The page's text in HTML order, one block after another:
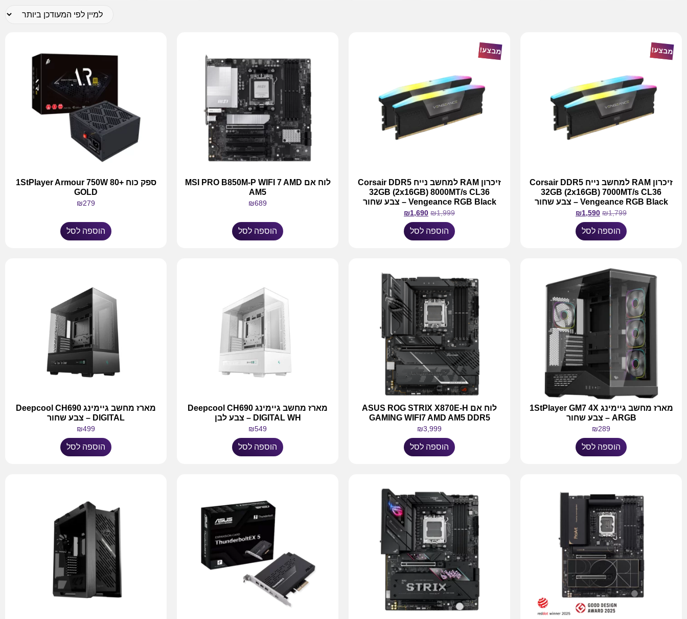
מבצע!
זיכרון RAM למחשב נייח Corsair DDR5
32GB (2x16GB) 7000MT/s CL36
Vengeance RGB Black – צבע שחור
₪1,799
₪1,590
הוספה לסל
מבצע!
זיכרון RAM למחשב נייח Corsair DDR5
32GB (2x16GB) 8000MT/s CL36
Vengeance RGB Black – צבע שחור
₪1,999
₪1,690
הוספה לסל
לוח אם MSI PRO B850M-P WIFI 7 AMD
AM5
₪689
הוספה לסל
ספק כוח 1StPlayer Armour 750W 80+
GOLD
₪279
הוספה לסל
מארז מחשב גיימינג 1StPlayer GM7 4X
ARGB – צבע שחור
₪289
הוספה לסל
לוח אם ASUS ROG STRIX X870E-H
GAMING WIFI7 AMD AM5 DDR5
₪3,999
הוספה לסל
מארז מחשב גיימינג Deepcool CH690
DIGITAL WH – צבע לבן
₪549
הוספה לסל
מארז מחשב גיימינג Deepcool CH690
DIGITAL – צבע שחור
₪499
הוספה לסל